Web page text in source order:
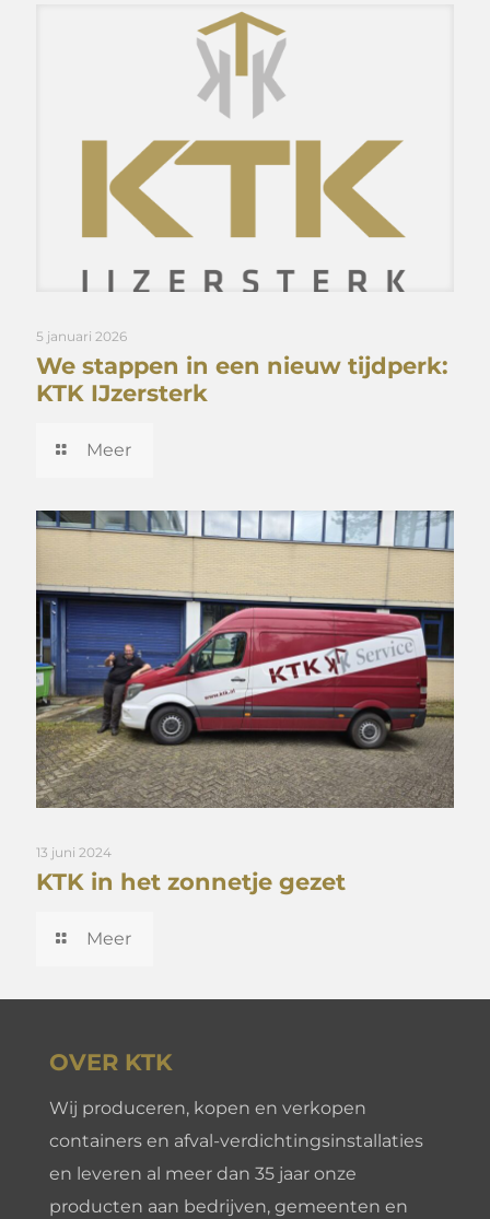
5 januari 2026
We stappen in een nieuw tijdperk:
KTK IJzersterk
Meer
13 juni 2024
KTK in het zonnetje gezet
Meer
OVER KTK
Wij produceren, kopen en verkopen
containers en afval-verdichtingsinstallaties
en leveren al meer dan 35 jaar onze
producten aan bedrijven, gemeenten en